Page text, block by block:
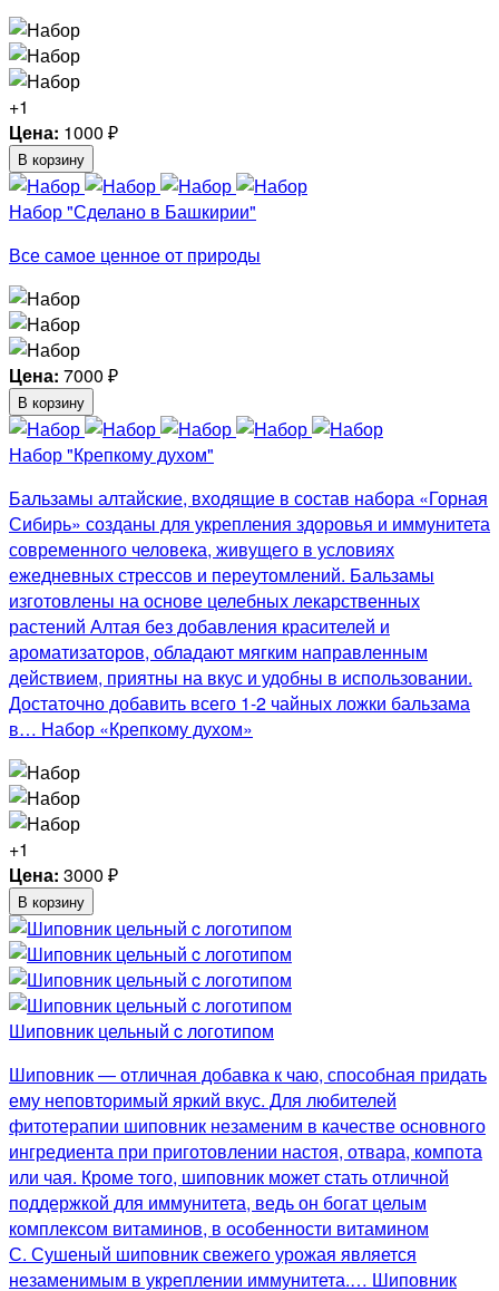
+1
Цена: 1000 ₽
В корзину
Набор "Сделано в Башкирии"
Все самое ценное от природы
Цена: 7000 ₽
В корзину
Набор "Крепкому духом"
Бальзамы алтайские, входящие в состав набора «Горная
Сибирь» созданы для укрепления здоровья и иммунитета
современного человека, живущего в условиях
ежедневных стрессов и переутомлений. Бальзамы
изготовлены на основе целебных лекарственных
растений Алтая без добавления красителей и
ароматизаторов, обладают мягким направленным
действием, приятны на вкус и удобны в использовании.
Достаточно добавить всего 1-2 чайных ложки бальзама
в… Набор «Крепкому духом»
+1
Цена: 3000 ₽
В корзину
Шиповник цельный c логотипом
Шиповник — отличная добавка к чаю, способная придать
ему неповторимый яркий вкус. Для любителей
фитотерапии шиповник незаменим в качестве основного
ингредиента при приготовлении настоя, отвара, компота
или чая. Кроме того, шиповник может стать отличной
поддержкой для иммунитета, ведь он богат целым
комплексом витаминов, в особенности витамином
С. Сушеный шиповник свежего урожая является
незаменимым в укреплении иммунитета.… Шиповник